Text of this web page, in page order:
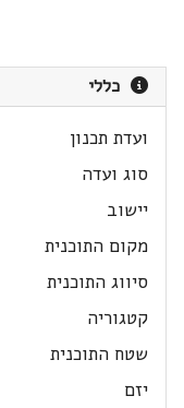
כללי
ועדת תכנון
סוג ועדה
יישוב
מקום התוכנית
סיווג התוכנית
קטגוריה
שטח התוכנית
יזם